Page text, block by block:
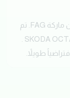
احصل الآن على صرة عجل خلفي بجودة عالية من ماركة FAG. تم
طويلاً.